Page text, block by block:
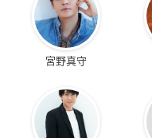
宮野真守